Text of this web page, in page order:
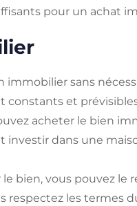
pour un achat
immobilier sans
constants et
acheter le bien
investir dans une
le bien, vous pouvez le
respectez les termes